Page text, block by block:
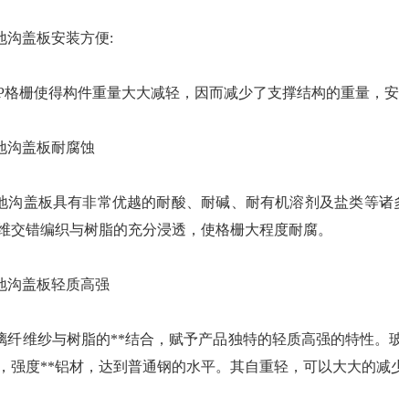
盖板安装方便:
使得构件重量大大减轻，因而减少了支撑结构的重量，安
盖板耐腐蚀
板具有非常优越的耐酸、耐碱、耐有机溶剂及盐类等诸
交错编织与树脂的充分浸透，使格栅大程度耐腐。
盖板轻质高强
纱与树脂的**结合，赋予产品独特的轻质高强的特性。
强度**铝材，达到普通钢的水平。其自重轻，可以大大的减